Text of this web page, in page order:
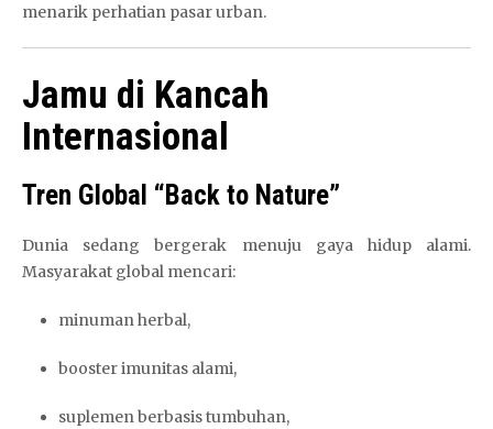
menarik perhatian pasar urban.
Jamu di Kancah
Internasional
Tren Global “Back to Nature”
Dunia sedang bergerak menuju gaya hidup alami.
Masyarakat global mencari:
minuman herbal,
booster imunitas alami,
suplemen berbasis tumbuhan,